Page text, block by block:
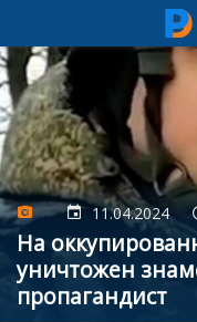
Перейти
к
основному
содержанию
11.04.2024
На
уничтожен
пропагандист